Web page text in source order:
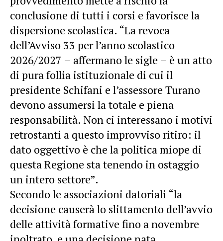
conclusione di tutti i corsi e favorisce la
dispersione scolastica. “La revoca
dell’Avviso 33 per l’anno scolastico
2026/2027 – affermano le sigle – è un atto
di pura follia istituzionale di cui il
presidente Schifani e l’assessore Turano
devono assumersi la totale e piena
responsabilità. Non ci interessano i motivi
retrostanti a questo improvviso ritiro: il
dato oggettivo è che la politica miope di
questa Regione sta tenendo in ostaggio
un intero settore”.
Secondo le associazioni datoriali “la
decisione causerà lo slittamento dell’avvio
delle attività formative fino a novembre